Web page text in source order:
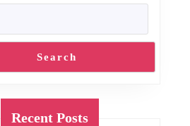
Search
Recent Posts